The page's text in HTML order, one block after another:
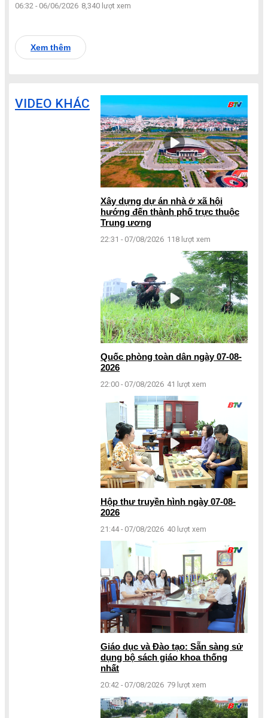
06:32 - 06/06/2026 8,340 lượt xem
Xem thêm
VIDEO KHÁC
Xây dựng dự án nhà ở xã hội
hướng đến thành phố trực thuộc
Trung ương
22:31 - 07/08/2026 118 lượt xem
Quốc phòng toàn dân ngày 07-08-
2026
22:00 - 07/08/2026 41 lượt xem
Hộp thư truyền hình ngày 07-08-
2026
21:44 - 07/08/2026 40 lượt xem
Giáo dục và Đào tạo: Sẵn sàng sử
dụng bộ sách giáo khoa thống
nhất
20:42 - 07/08/2026 79 lượt xem